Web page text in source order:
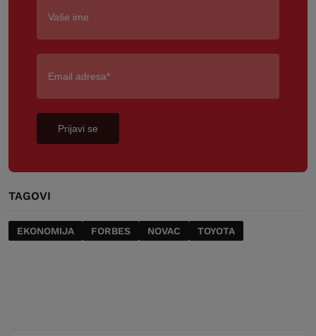
Prijavi se
TAGOVI
EKONOMIJA FORBES NOVAC TOYOTA